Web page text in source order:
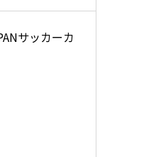
サッカーカ